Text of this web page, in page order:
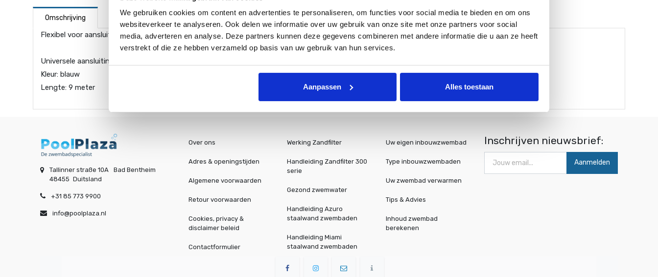
We gebruiken cookies om content en advertenties te personaliseren, om functies voor social media te bieden en om ons
websiteverkeer te analyseren. Ook delen we informatie over uw gebruik van onze site met onze partners voor social
media, adverteren en analyse. Deze partners kunnen deze gegevens combineren met andere informatie die u aan ze heeft
verstrekt of die ze hebben verzameld op basis van uw gebruik van hun services.
Aanpassen Alles toestaan
Omschrijving
Flexibel voor aansluiting van manuele bodemzuigers op de skimmer (filter).
Universele aansluiting: 38 mm
Kleur: blauw
Lengte: 9 meter
Tallinner straße 10A
Bad Bentheim
48455 Duitsland
+31 85 773 9900
info@poolplaza.nl
Over ons
Adres & openingstijden
Algemene voorwaarden
Retour voorwaarden
Cookies, privacy &
disclaimer beleid
Contactformulier
Werking Zandfilter
Handleiding Zandfilter 300
serie
Gezond zwemwater
Handleiding Azuro
staalwand zwembaden
Handleiding Miami
staalwand zwembaden
Uw eigen inbouwzwembad
Type inbouwzwembaden
Uw zwembad verwarmen
Tips & Advies
Inhoud zwembad
berekenen
Inschrijven nieuwsbrief:
Aanmelden